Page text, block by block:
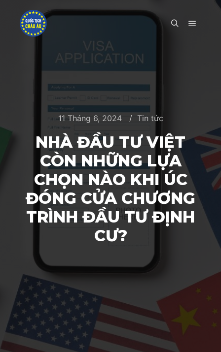
11 Tháng 6, 2024 Tin tức
NHÀ ĐẦU TƯ VIỆT
CÒN NHỮNG LỰA
CHỌN NÀO KHI ÚC
ĐÓNG CỬA CHƯƠNG
TRÌNH ĐẦU TƯ ĐỊNH
CƯ?